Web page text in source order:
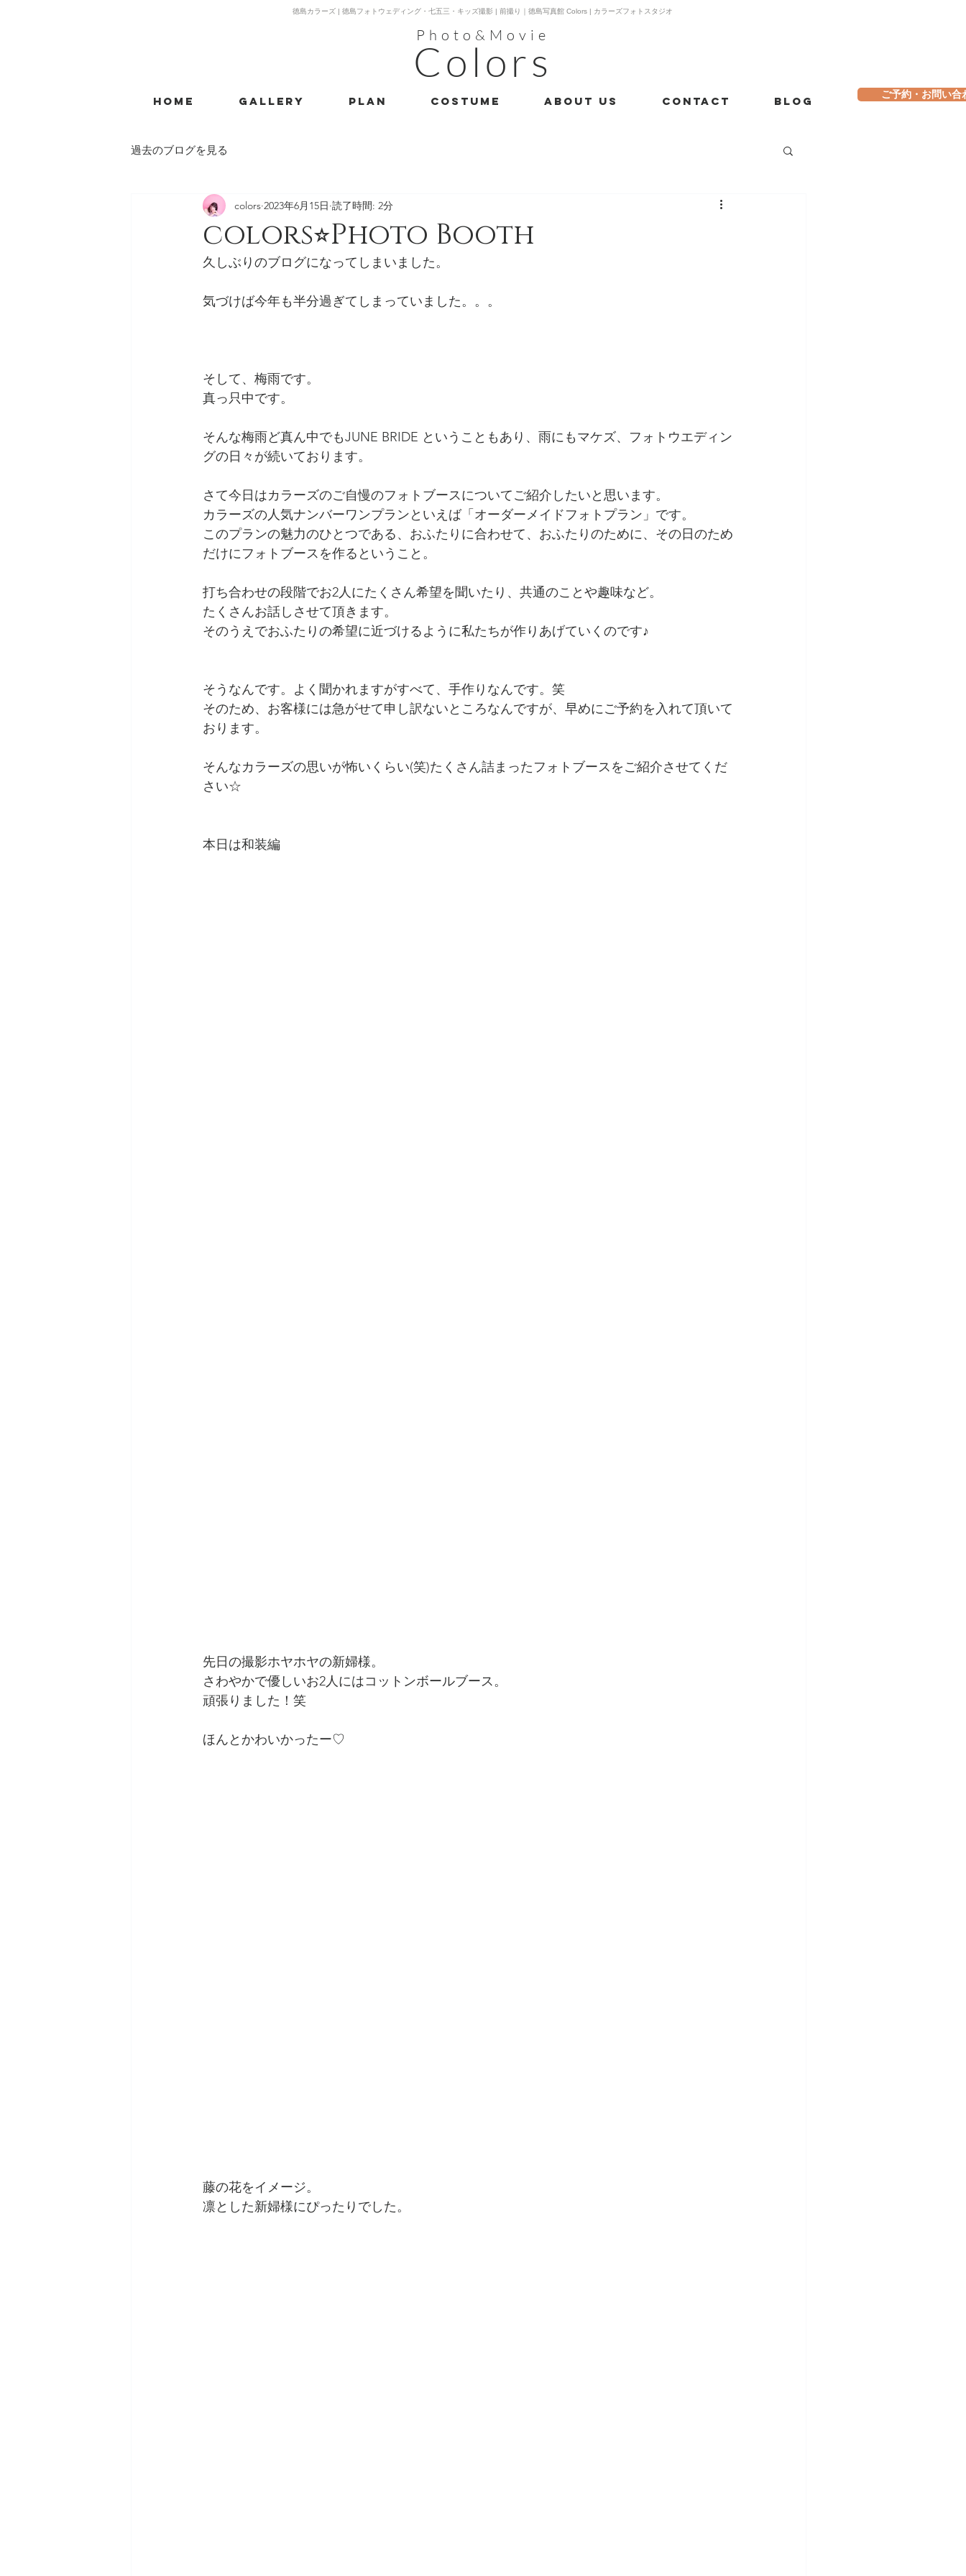
​徳島カラーズ | 徳島フォトウェディング・七五三・キッズ撮影 | 前撮り｜徳島写真館 Colors | カラーズフォトスタジオ
Photo&Movie
Colors
Home Gallery PLAN costume About us Contact Blog ご予約・お問い合
過去のブログを見る
colors⭐︎Photo Booth
colors 2023年6月15日 読了時間: 2分
久しぶりのブログになってしまいました。
気づけば今年も半分過ぎてしまっていました。。。
そして、梅雨です。
真っ只中です。
そんな梅雨ど真ん中でもJUNE BRIDE ということもあり、雨にもマケズ、フォトウエディン
グの日々が続いております。
さて今日はカラーズのご自慢のフォトブースについてご紹介したいと思います。
カラーズの人気ナンバーワンプランといえば「オーダーメイドフォトプラン」です。
このプランの魅力のひとつである、おふたりに合わせて、おふたりのために、その日のため
だけにフォトブースを作るということ。
打ち合わせの段階でお2人にたくさん希望を聞いたり、共通のことや趣味など。
たくさんお話しさせて頂きます。
そのうえでおふたりの希望に近づけるように私たちが作りあげていくのです♪
そうなんです。よく聞かれますがすべて、手作りなんです。笑
そのため、お客様には急がせて申し訳ないところなんですが、早めにご予約を入れて頂いて
おります。
そんなカラーズの思いが怖いくらい(笑)たくさん詰まったフォトブースをご紹介させてくだ
さい☆
本日は和装編
先日の撮影ホヤホヤの新婦様。
さわやかで優しいお2人にはコットンボールブース。
頑張りました！笑
ほんとかわいかったー♡
藤の花をイメージ。
凛とした新婦様にぴったりでした。